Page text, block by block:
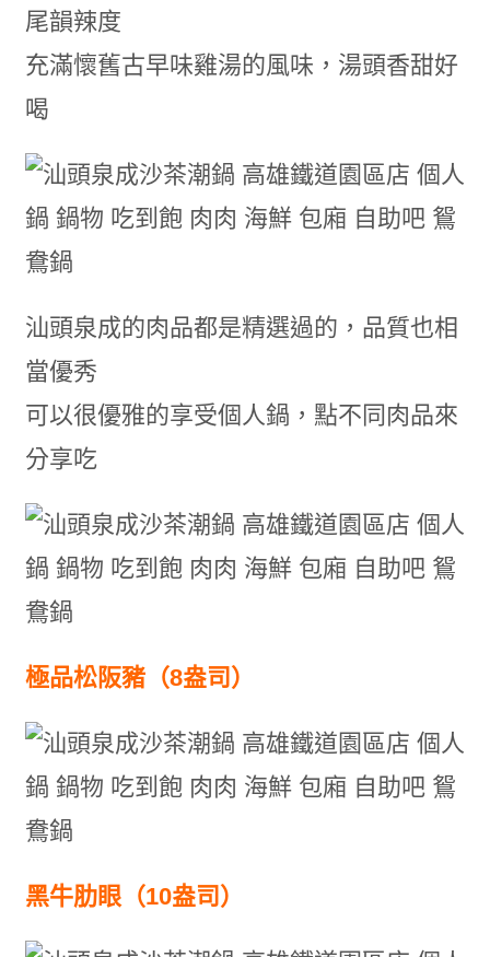
尾韻辣度
充滿懷舊古早味雞湯的風味，湯頭香甜好
喝
汕頭泉成的肉品都是精選過的，品質也相
當優秀
可以很優雅的享受個人鍋，點不同肉品來
分享吃
極品松阪豬（8盎司）
黑牛肋眼（10盎司）